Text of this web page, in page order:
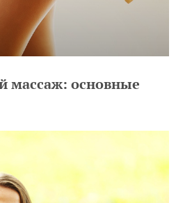
массаж: основные